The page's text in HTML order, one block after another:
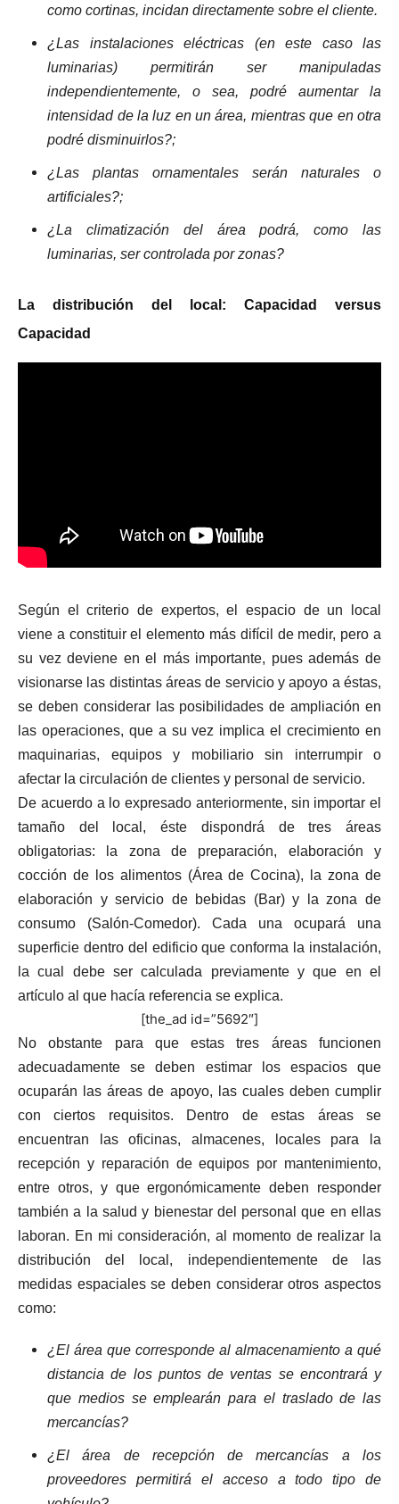
como cortinas, incidan directamente sobre el cliente.
¿Las instalaciones eléctricas (en este caso las
luminarias) permitirán ser manipuladas
independientemente, o sea, podré aumentar la
intensidad de la luz en un área, mientras que en otra
podré disminuirlos?;
¿Las plantas ornamentales serán naturales o
artificiales?;
¿La climatización del área podrá, como las
luminarias, ser controlada por zonas?
La distribución del local: Capacidad versus
Capacidad
Según el criterio de expertos, el espacio de un local
viene a constituir el elemento más difícil de medir, pero a
su vez deviene en el más importante, pues además de
visionarse las distintas áreas de servicio y apoyo a éstas,
se deben considerar las posibilidades de ampliación en
las operaciones, que a su vez implica el crecimiento en
maquinarias, equipos y mobiliario sin interrumpir o
afectar la circulación de clientes y personal de servicio.
De acuerdo a lo expresado anteriormente, sin importar el
tamaño del local, éste dispondrá de tres áreas
obligatorias: la zona de preparación, elaboración y
cocción de los alimentos (Área de Cocina), la zona de
elaboración y servicio de bebidas (Bar) y la zona de
consumo (Salón-Comedor). Cada una ocupará una
superficie dentro del edificio que conforma la instalación,
la cual debe ser calculada previamente y que en el
artículo al que hacía referencia se explica.
[the_ad id=”5692″]
No obstante para que estas tres áreas funcionen
adecuadamente se deben estimar los espacios que
ocuparán las áreas de apoyo, las cuales deben cumplir
con ciertos requisitos. Dentro de estas áreas se
encuentran las oficinas, almacenes, locales para la
recepción y reparación de equipos por mantenimiento,
entre otros, y que ergonómicamente deben responder
también a la salud y bienestar del personal que en ellas
laboran. En mi consideración, al momento de realizar la
distribución del local, independientemente de las
medidas espaciales se deben considerar otros aspectos
como:
¿El área que corresponde al almacenamiento a qué
distancia de los puntos de ventas se encontrará y
que medios se emplearán para el traslado de las
mercancías?
¿El área de recepción de mercancías a los
proveedores permitirá el acceso a todo tipo de